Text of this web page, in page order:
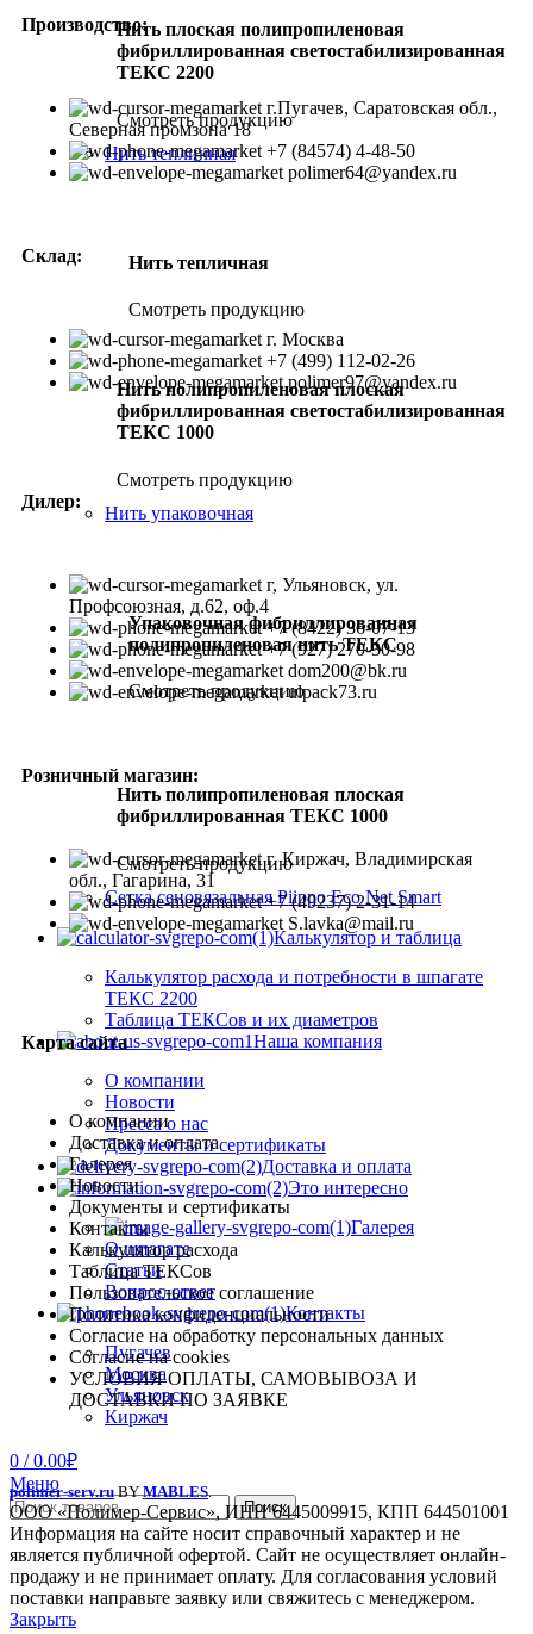
Нить плоская полипропиленовая
фибриллированная светостабилизированная
ТЕКС 2200
Смотреть продукцию
Нить тепличная
Нить тепличная
Смотреть продукцию
Нить полипропиленовая плоская
фибриллированная светостабилизированная
ТЕКС 1000
Смотреть продукцию
Нить упаковочная
Упаковочная фибриллированная
полипропиленовая нить ТЕКС
Смотреть продукцию
Нить полипропиленовая плоская
фибриллированная ТЕКС 1000
Смотреть продукцию
Сетка сеновязальная Piippo Eco Net Smart
Калькулятор и таблица
Калькулятор расхода и потребности в шпагате
ТЕКС 2200
Таблица ТЕКСов и их диаметров
Наша компания
О компании
Новости
Пресса о нас
Документы и сертификаты
Доставка и оплата
Это интересно
Галерея
О шпагате
Статьи
Вопрос-ответ
Контакты
Пугачев
Москва
Ульяновск
Киржач
0 / 0.00₽
Меню
Поиск
Производство:
г.Пугачев, Саратовская обл.,
Северная промзона 18
+7 (84574) 4-48-50
polimer64@yandex.ru
Склад:
г. Москва
+7 (499) 112-02-26
polimer97@yandex.ru
Дилер:
г, Ульяновск, ул.
Профсоюзная, д.62, оф.4
+7 (8422) 36-07-13
+7 (927) 270-30-98
dom200@bk.ru
ulpack73.ru
Розничный магазин:
г. Киржач, Владимирская
обл., Гагарина, 31
+7 (49237) 2-31-14
S.lavka@mail.ru
Карта сайта
О компании
Доставка и оплата
Галерея
Новости
Документы и сертификаты
Контакты
Калькулятор расхода
Таблица ТЕКСов
Пользовательское соглашение
Политика конфиденциальности
Согласие на обработку персональных данных
Согласие на cookies
УСЛОВИЯ ОПЛАТЫ, САМОВЫВОЗА И
ДОСТАВКИ ПО ЗАЯВКЕ
polimer-serv.ru BYMABLES.
ООО «Полимер-Сервис», ИНН 6445009915, КПП 644501001
Информация на сайте носит справочный характер и не
является публичной офертой. Сайт не осуществляет онлайн-
продажу и не принимает оплату. Для согласования условий
поставки направьте заявку или свяжитесь с менеджером.
Закрыть